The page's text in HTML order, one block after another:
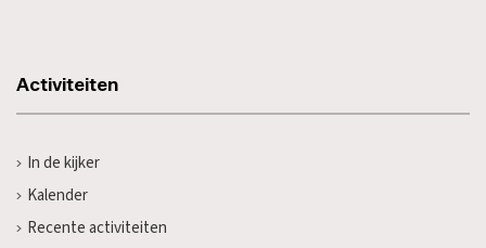
Activiteiten
In de kijker
Kalender
Recente activiteiten